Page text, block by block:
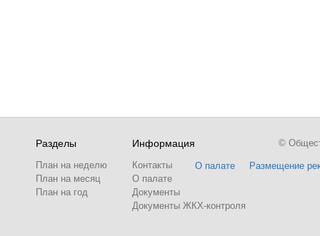
Разделы
План на неделю
План на месяц
План на год
Информация
Контакты
О палате
Документы
Документы ЖКХ-контроля
О палате Размещение
©